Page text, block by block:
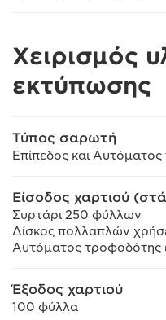
Χειρισμός
εκτύπωσης
Τύπος σαρωτή
Επίπεδος και
Είσοδος χαρτιού
Συρτάρι 250 φύλλων
Δίσκος πολλαπλών
Αυτόματος
Έξοδος χαρτιού
100 φύλλα